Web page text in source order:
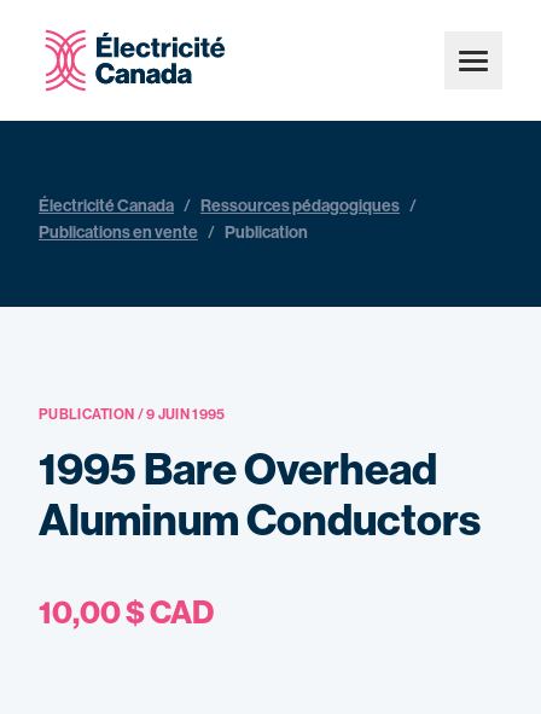
Électricité Canada / Ressources pédagogiques /
Publications en vente / Publication
PUBLICATION / 9 JUIN 1995
1995 Bare Overhead
Aluminum Conductors
10,00 $ CAD